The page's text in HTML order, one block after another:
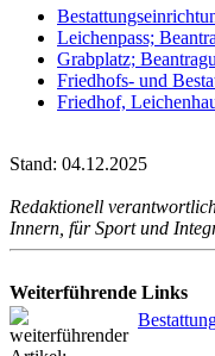
Leichenpass;
Grabplatz;
Friedhofs- und
Friedhof,
Stand: 04.12.2025
Redaktionell
Innern, für Sport und
Weiterführende Links